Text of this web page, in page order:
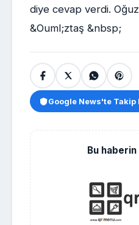
diye cevap verdi.
&Ouml;ztaş &nbsp;
Google News'te Takip
Bu